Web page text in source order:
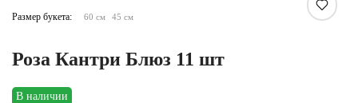
Размер букета: 60 см 45 см
Роза Кантри Блюз 11 шт
В наличии